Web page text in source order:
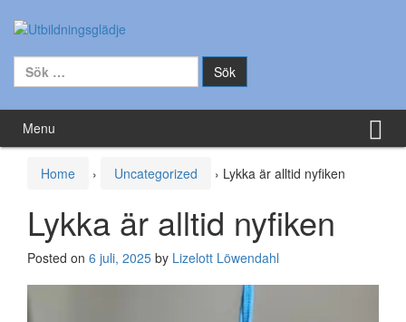
Sök efter:
Menu
Home › Uncategorized › Lykka är alltid nyfiken
Lykka är alltid nyfiken
Posted on 6 juli, 2025 by Lizelott Löwendahl